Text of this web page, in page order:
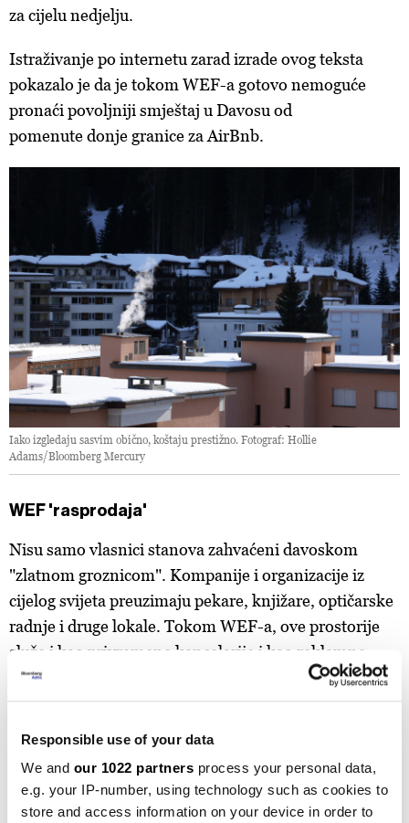
Responsible use of your data
We and our 1022 partners process your personal data,
e.g. your IP-number, using technology such as cookies to
store and access information on your device in order to
za cijelu nedjelju.
Istraživanje po internetu zarad izrade ovog teksta
pokazalo je da je tokom WEF-a gotovo nemoguće
pronaći povoljniji smještaj u Davosu od
pomenute donje granice za AirBnb.
Iako izgledaju sasvim obično, koštaju prestižno. Fotograf: Hollie
Adams/Bloomberg Mercury
WEF 'rasprodaja'
Nisu samo vlasnici stanova zahvaćeni davoskom
"zlatnom groznicom". Kompanije i organizacije iz
cijelog svijeta preuzimaju pekare, knjižare, optičarske
radnje i druge lokale. Tokom WEF-a, ove prostorije
služe i kao privremene kancelarije i kao reklamne
platforme.